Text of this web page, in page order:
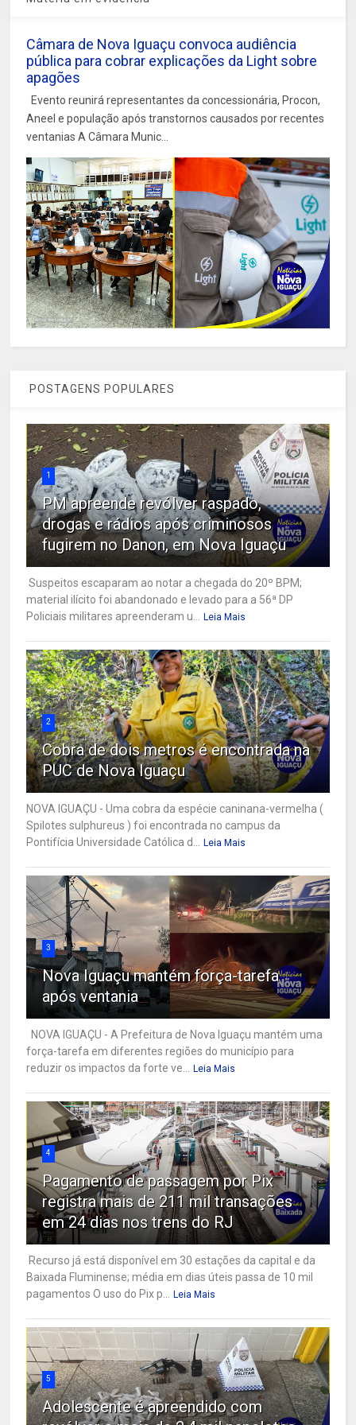
Câmara de Nova Iguaçu convoca audiência
pública para cobrar explicações da Light sobre
apagões
Evento reunirá representantes da concessionária, Procon,
Aneel e população após transtornos causados por recentes
ventanias A Câmara Munic...
POSTAGENS POPULARES
1
PM apreende revólver raspado,
drogas e rádios após criminosos
fugirem no Danon, em Nova Iguaçu
Suspeitos escaparam ao notar a chegada do 20º BPM;
material ilícito foi abandonado e levado para a 56ª DP
Policiais militares apreenderam u...
Leia Mais
2
Cobra de dois metros é encontrada na
PUC de Nova Iguaçu
NOVA IGUAÇU - Uma cobra da espécie caninana-vermelha (
Spilotes sulphureus ) foi encontrada no campus da
Pontifícia Universidade Católica d...
Leia Mais
3
Nova Iguaçu mantém força-tarefa
após ventania
NOVA IGUAÇU - A Prefeitura de Nova Iguaçu mantém uma
força-tarefa em diferentes regiões do município para
reduzir os impactos da forte ve...
Leia Mais
4
Pagamento de passagem por Pix
registra mais de 211 mil transações
em 24 dias nos trens do RJ
Recurso já está disponível em 30 estações da capital e da
Baixada Fluminense; média em dias úteis passa de 10 mil
pagamentos O uso do Pix p...
Leia Mais
5
Adolescente é apreendido com